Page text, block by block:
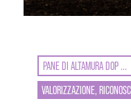
PANE DI ALTAMURA DOP ...
VALORIZZAZIONE,